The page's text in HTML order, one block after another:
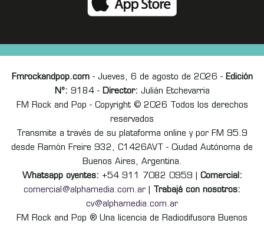
Fmrockandpop.com- Jueves, 6 de agosto de 2026 - Edición
Nº: 9184 - Director: Julián Etchevarria
FM Rock and Pop - Copyright © 2026 Todos los derechos
reservados
Transmite a través de su plataforma online y por FM 95.9
desde Ramón Freire 932, C1426AVT - Ciudad Autónoma de
Buenos Aires, Argentina.
Whatsapp oyentes: +54 911 7082 0959 | Comercial:
comercial@alphamedia.com.ar
Trabajá con nosotros:
cv@alphamedia.com.ar
FM Rock and Pop ® Una licencia de Radiodifusora Buenos